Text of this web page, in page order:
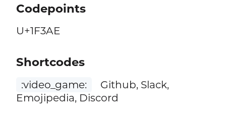
Codepoints
U+1F3AE
Shortcodes
:video_game:
Github, Slack,
Emojipedia, Discord